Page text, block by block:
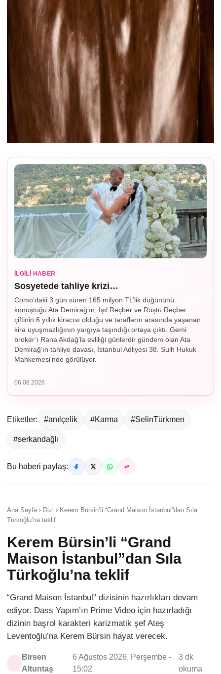
İLGILI HABER
Sosyetede tahliye krizi…
Como’daki 3 gün süren 165 milyon TL’lik düğününü
konuştuğu Ata Demirağ’ın, Işıl Reçber ve Rüştü Reçber
çiftinin 6 yıllık kiracısı olduğu ve tarafların arasında yaşanan
kira uyuşmazlığının yargıya taşındığı ortaya çıktı. Gemi
broker’ı Rana Akdağ’la evliliği günlerdir gündem olan Ata
Demirağ’ın tahliye davası, İstanbul Adliyesi 38. Sulh Hukuk
Mahkemesi'nde görülüyor.
06.08.2026
Etiketler: #anılçelik #Karma #SelinTürkmen
#serkandağlı
Bu haberi paylaş:
Ana Sayfa › Dizi › Kerem Bürsin’li “Grand Maison İstanbul”dan Sıla
Türkoğlu’na teklif
Kerem Bürsin’li “Grand
Maison İstanbul”dan Sıla
Türkoğlu’na teklif
“Grand Maison İstanbul” dizisinin hazırlıkları devam
ediyor. Dass Yapım’ın Prime Video için hazırladığı
dizinin başrol karakteri karizmatik şef Ateş
Leventoğlu’na Kerem Bürsin hayat verecek.
Birsen
Altuntaş
6 Ağustos 2026, Perşembe -
15:02
3 dk
okuma